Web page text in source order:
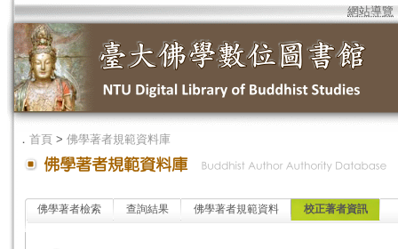
網站導覽
． 首頁 > 佛學著者規範資料庫
佛學著者檢索 查詢結果 佛學著者規範資料 校正著者資訊